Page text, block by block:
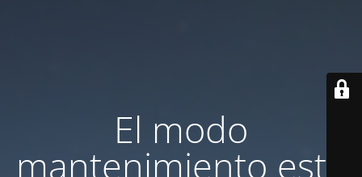
El modo
mantenimiento está